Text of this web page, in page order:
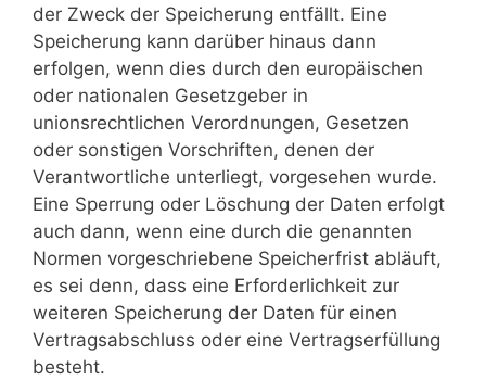
der Zweck der Speicherung entfällt. Eine
Speicherung kann darüber hinaus dann
erfolgen, wenn dies durch den europäischen
oder nationalen Gesetzgeber in
unionsrechtlichen Verordnungen, Gesetzen
oder sonstigen Vorschriften, denen der
Verantwortliche unterliegt, vorgesehen wurde.
Eine Sperrung oder Löschung der Daten erfolgt
auch dann, wenn eine durch die genannten
Normen vorgeschriebene Speicherfrist abläuft,
es sei denn, dass eine Erforderlichkeit zur
weiteren Speicherung der Daten für einen
Vertragsabschluss oder eine Vertragserfüllung
besteht.